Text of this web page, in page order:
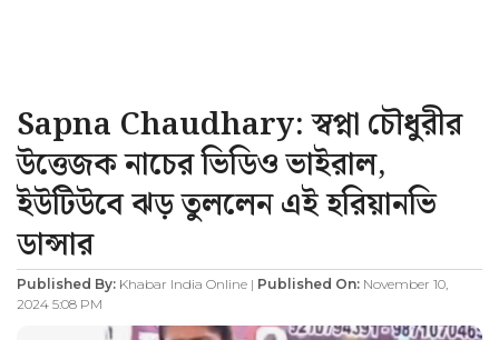
Sapna Chaudhary: স্বপ্না চৌধুরীর
উত্তেজক নাচের ভিডিও ভাইরাল,
ইউটিউবে ঝড় তুললেন এই হরিয়ানভি
ডান্সার
Published By: Khabar India Online | Published On: November 10,
2024 5:08 PM